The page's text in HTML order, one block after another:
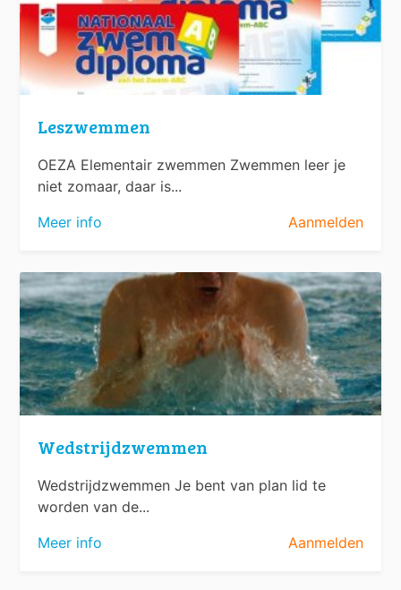
Leszwemmen
OEZA Elementair zwemmen Zwemmen leer je
niet zomaar, daar is...
Meer info
Aanmelden
Wedstrijdzwemmen
Wedstrijdzwemmen Je bent van plan lid te
worden van de...
Meer info
Aanmelden